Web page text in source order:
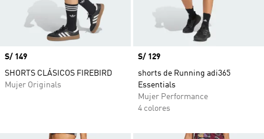
Precio
S/ 149
SHORTS CLÁSICOS FIREBIRD
Mujer Originals
Precio
S/ 129
shorts de Running adi365
Essentials
Mujer Performance
4 colores